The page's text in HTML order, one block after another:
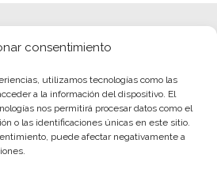
consentimiento
utilizamos tecnologías como las
a la información del dispositivo. El
nos permitirá procesar datos como el
o las identificaciones únicas en este sitio.
puede afectar negativamente a